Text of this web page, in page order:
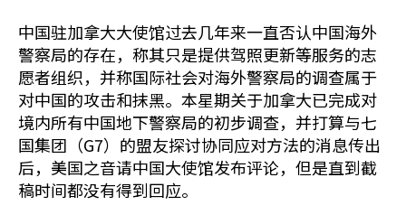
中国驻加拿大大使馆过去几年来一直否认中国海外
警察局的存在，称其只是提供驾照更新等服务的志
愿者组织，并称国际社会对海外警察局的调查属于
对中国的攻击和抹黑。本星期关于加拿大已完成对
境内所有中国地下警察局的初步调查，并打算与七
国集团（G7）的盟友探讨协同应对方法的消息传出
后，美国之音请中国大使馆发布评论，但是直到截
稿时间都没有得到回应。